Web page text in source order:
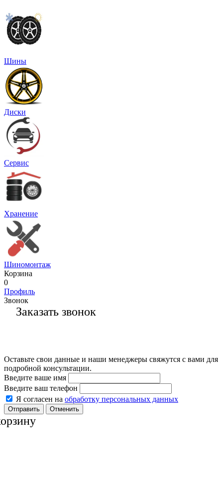
Шины
Диски
Сервис
Хранение
Шиномонтаж
Корзина
0
Профиль
Звонок
Заказать звонок
Оставьте свои данные и наши менеджеры свяжутся с вами для
подробной консультации.
Введите ваше имя
Введите ваш телефон
Я согласен на обработку персональных данных
Отменить